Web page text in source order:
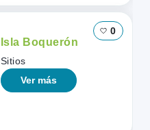
Isla Boquerón
Sitios
Ver más
0